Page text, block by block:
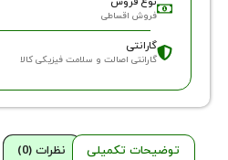
اصالت و سلامت فیزیکی کالا
تکمیلی نظرات (0)